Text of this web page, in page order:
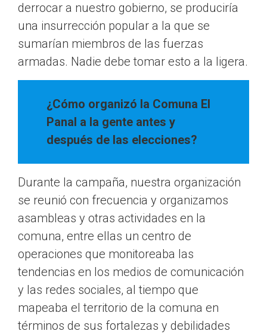
derrocar a nuestro gobierno, se produciría
una insurrección popular a la que se
sumarían miembros de las fuerzas
armadas. Nadie debe tomar esto a la ligera.
¿Cómo organizó la Comuna El
Panal a la gente antes y
después de las elecciones?
Durante la campaña, nuestra organización
se reunió con frecuencia y organizamos
asambleas y otras actividades en la
comuna, entre ellas un centro de
operaciones que monitoreaba las
tendencias en los medios de comunicación
y las redes sociales, al tiempo que
mapeaba el territorio de la comuna en
términos de sus fortalezas y debilidades